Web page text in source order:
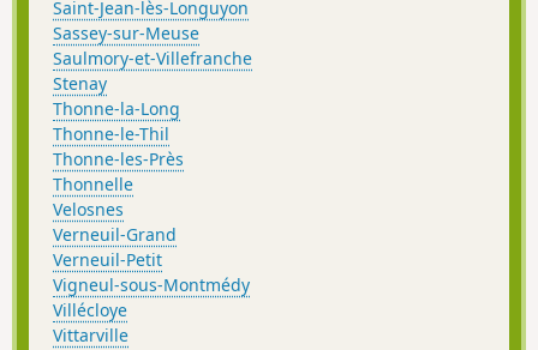
Saint-Jean-lès-Longuyon
Sassey-sur-Meuse
Saulmory-et-Villefranche
Stenay
Thonne-la-Long
Thonne-le-Thil
Thonne-les-Près
Thonnelle
Velosnes
Verneuil-Grand
Verneuil-Petit
Vigneul-sous-Montmédy
Villécloye
Vittarville